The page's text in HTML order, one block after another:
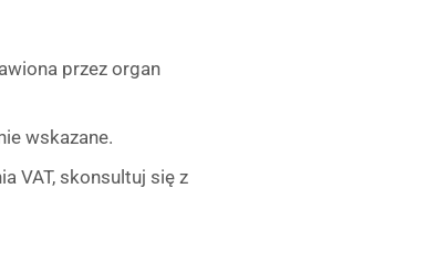
przez organ
wskazane.
VAT, skonsultuj się z